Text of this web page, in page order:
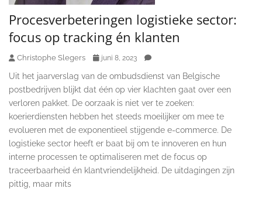
Procesverbeteringen logistieke sector:
focus op tracking én klanten
Christophe Slegers juni 8, 2023
Uit het jaarverslag van de ombudsdienst van Belgische
postbedrijven blijkt dat één op vier klachten gaat over een
verloren pakket. De oorzaak is niet ver te zoeken:
koerierdiensten hebben het steeds moeilijker om mee te
evolueren met de exponentieel stijgende e-commerce. De
logistieke sector heeft er baat bij om te innoveren en hun
interne processen te optimaliseren met de focus op
traceerbaarheid én klantvriendelijkheid. De uitdagingen zijn
pittig, maar mits